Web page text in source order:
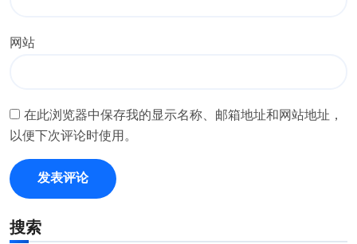
网站
在此浏览器中保存我的显示名称、邮箱地址和网站地址，
以便下次评论时使用。
搜索